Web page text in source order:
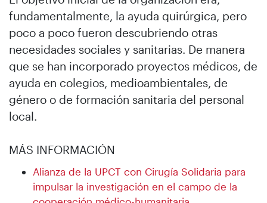
fundamentalmente, la ayuda quirúrgica, pero
poco a poco fueron descubriendo otras
necesidades sociales y sanitarias. De manera
que se han incorporado proyectos médicos, de
ayuda en colegios, medioambientales, de
género o de formación sanitaria del personal
local.
MÁS INFORMACIÓN
Alianza de la UPCT con Cirugía Solidaria para
impulsar la investigación en el campo de la